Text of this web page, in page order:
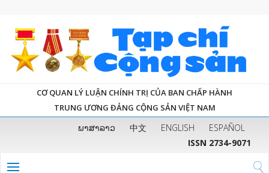
CƠ QUAN LÝ LUẬN CHÍNH TRỊ CỦA BAN CHẤP HÀNH
TRUNG ƯƠNG ĐẢNG CỘNG SẢN VIỆT NAM
ພາສາລາວ 中文 ENGLISH
ESPAÑOL
ISSN 2734-9071